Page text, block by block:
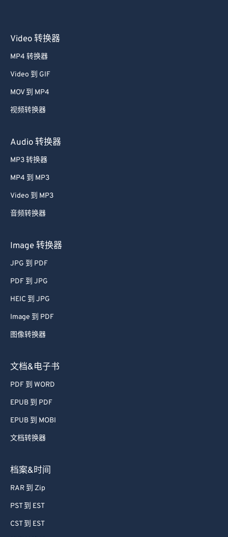
Video 转换器
MP4 转换器
Video 到 GIF
MOV 到 MP4
视频转换器
Audio 转换器
MP3 转换器
MP4 到 MP3
Video 到 MP3
音频转换器
Image 转换器
JPG 到 PDF
PDF 到 JPG
HEIC 到 JPG
Image 到 PDF
图像转换器
文档&电子书
PDF 到 WORD
EPUB 到 PDF
EPUB 到 MOBI
文档转换器
档案&时间
RAR 到 Zip
PST 到 EST
CST 到 EST